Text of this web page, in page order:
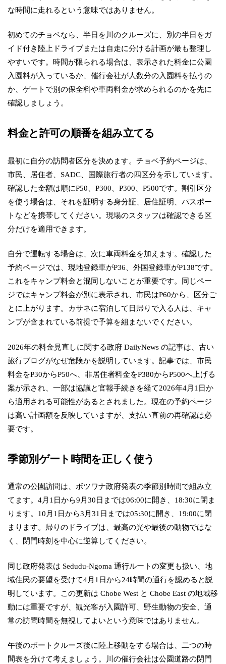
な時間に走れるという意味ではありません。
初めてのチョベなら、半日を川のクルーズに、別の半日をガ
イド付き陸上ドライブまたは自走に分ける計画が最も整理し
やすいです。時間が限られる場合は、表示された料金に公園
入園料が入っているか、催行会社が人数分の入園料を払うの
か、ゲートで別の保全料や車両料金が求められるのかを先に
確認しましょう。
料金と許可の順番を組み立てる
最初に自分の訪問者区分を決めます。チョベ予約ページは、
市民、居住者、SADC、国際旅行者の四区分を示しています。
確認した金額は順にP50、P300、P300、P500です。割引区分
を使う場合は、それを証明する身分証、居住証明、パスポー
トなどを携帯してください。現場のスタッフは確認できる区
分だけを適用できます。
自分で運転する場合は、次に車両料金を加えます。確認した
予約ページでは、現地登録車がP36、外国登録車がP138です。
これをキャンプ料金と混同しないことが重要です。同じペー
ジではキャンプ料金が別に表示され、市民はP60から、区分ご
とに上がります。カサネに宿泊して日帰りで入る人は、キャ
ンプが含まれている前提で予算を組まないでください。
2026年の料金見直しに関する政府 DailyNews の記事は、古い
旅行ブログがなぜ危険かを説明しています。記事では、市民
料金をP30からP50へ、非居住者料金をP380からP500へ上げる
案が示され、一部は協議と官報手続きを経て2026年4月1日か
ら適用される可能性があるとされました。現在の予約ページ
は高い計画額を反映していますが、支払い直前の再確認は必
要です。
季節別ゲート時間を正しく使う
通常の公園訪問は、ボツワナ政府発表の季節別時間で組み立
てます。4月1日から9月30日までは06:00に開き、18:30に閉ま
ります。10月1日から3月31日までは05:30に開き、19:00に閉
まります。帰りのドライブは、最高の光や最後の動物ではな
く、閉門時刻を中心に逆算してください。
同じ政府発表は Sedudu-Ngoma 通行ルートの変更も扱い、地
域住民の要望を受けて4月1日から24時間の通行を認めると説
明しています。この更新は Chobe West と Chobe East の地域移
動には重要ですが、観光客が入園許可、野生動物の安全、通
常の訪問時間を無視してよいという意味ではありません。
午後のボートクルーズ後に陸上移動をする場合は、二つの時
間表を分けて考えましょう。川の催行会社は公園道路の閉門